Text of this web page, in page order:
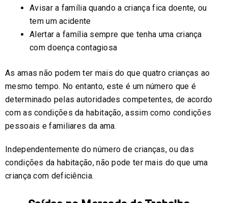
Avisar a família quando a criança fica doente, ou
tem um acidente
Alertar a família sempre que tenha uma criança
com doença contagiosa
As amas não podem ter mais do que quatro crianças ao
mesmo tempo. No entanto, este é um número que é
determinado pelas autoridades competentes, de acordo
com as condições da habitação, assim como condições
pessoais e familiares da ama.
Independentemente do número de crianças, ou das
condições da habitação, não pode ter mais do que uma
criança com deficiência.